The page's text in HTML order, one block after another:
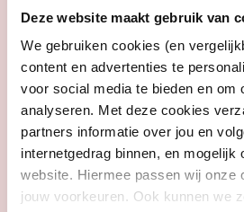
Deze website maakt gebruik van
We gebruiken cookies (en
content en advertenties te
voor social media te bieden en om
analyseren. Met deze cookies
partners informatie over jou en
internetgedrag binnen, en mogelijk
website. Hiermee passen wij onze
jouw voorkeuren. Ook kunnen we
dé ingrediënten die ook de
voor ogen hebben. Een
mensen met elkaar
helpen om zelf en samen
in het leven.
Inmiddels groeit de vraag
sociaal-maatschappelijke